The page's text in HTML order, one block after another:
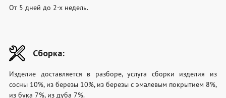
От 5 дней до 2-х недель.
Сборка:
Изделие доставляется в разборе, услуга сборки изделия из
сосны 10%, из березы 10%, из березы с эмалевым покрытием 8%,
из бука 7%, из дуба 7%.